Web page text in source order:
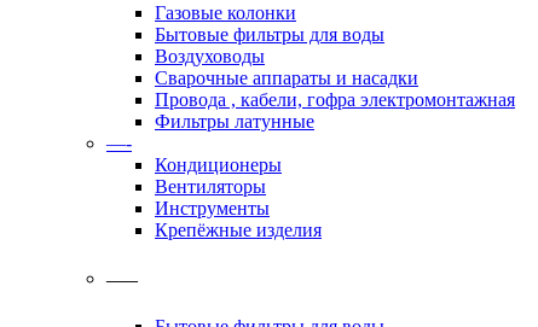
Газовые колонки
Бытовые фильтры для воды
Воздуховоды
Сварочные аппараты и насадки
Провода , кабели, гофра электромонтажная
Фильтры латунные
—-
Кондиционеры
Вентиляторы
Инструменты
Крепёжные изделия
——